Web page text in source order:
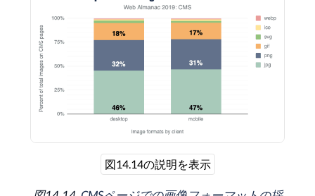
図14.14の説明を表示